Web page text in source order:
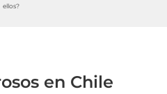
ellos?
en Chile